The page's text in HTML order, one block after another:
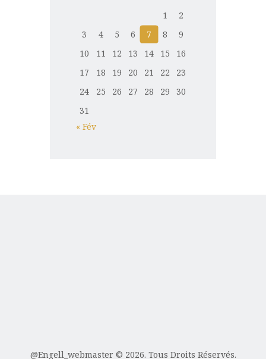
1
2
3
4 5 6 7 8
9
10
11 12 13 14 15
16
17
18 19 20 21 22
23
24
25 26 27 28 29
30
31
« Fév
@Engell_webmaster © 2026. Tous Droits Réservés.